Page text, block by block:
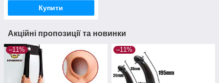
Купити
Акційні пропозиції та новинки
–11% –11%